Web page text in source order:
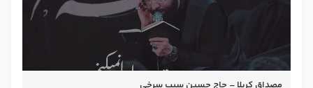
مصداق کربلا – حاج حسین سیب سرخی